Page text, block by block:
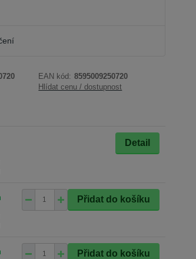
EAN kód: 8595009250720
Hlídat cenu / dostupnost
Detail
Přidat do košíku
Přidat do košíku